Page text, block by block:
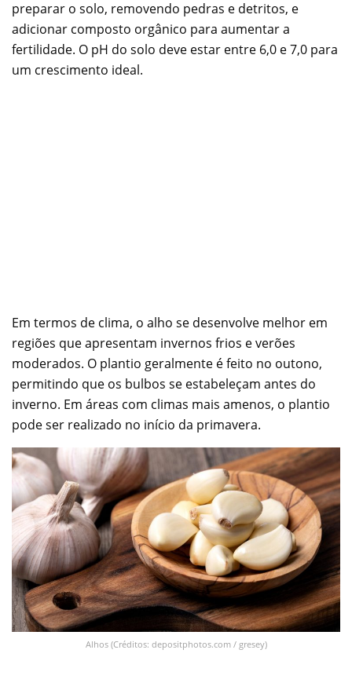
preparar o solo, removendo pedras e detritos, e
adicionar composto orgânico para aumentar a
fertilidade. O pH do solo deve estar entre 6,0 e 7,0 para
um crescimento ideal.
Em termos de clima, o alho se desenvolve melhor em
regiões que apresentam invernos frios e verões
moderados. O plantio geralmente é feito no outono,
permitindo que os bulbos se estabeleçam antes do
inverno. Em áreas com climas mais amenos, o plantio
pode ser realizado no início da primavera.
Alhos (Créditos: depositphotos.com / gresey)